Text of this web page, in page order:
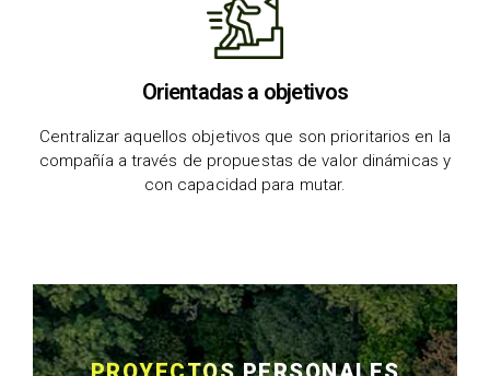
Orientadas a objetivos
Centralizar aquellos objetivos que son prioritarios en la
compañía a través de propuestas de valor dinámicas y
con capacidad para mutar.